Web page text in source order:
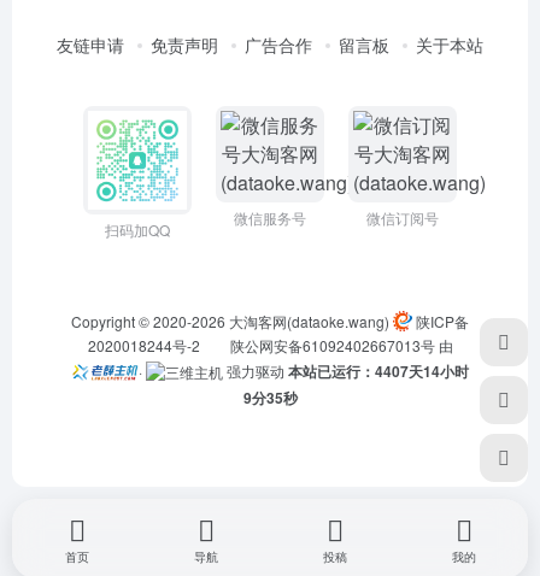
友链申请 免责声明 广告合作 留言板 关于本站
扫码加QQ
微信服务号 微信订阅号
Copyright © 2020-2026 大淘客网(dataoke.wang)
陕ICP备
2020018244号-2
陕公网安备61092402667013号由
·
强力驱动 本站已运行：4407天14小时
9分35秒
首页 导航 投稿 我的